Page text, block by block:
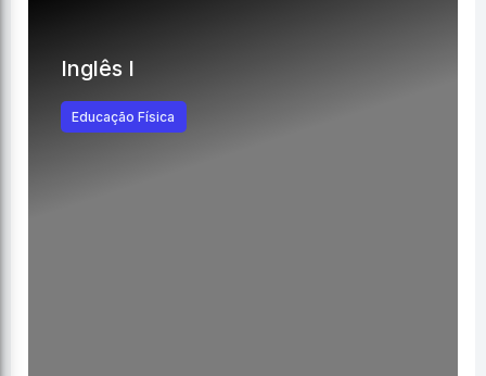
Inglês I
Educação Física